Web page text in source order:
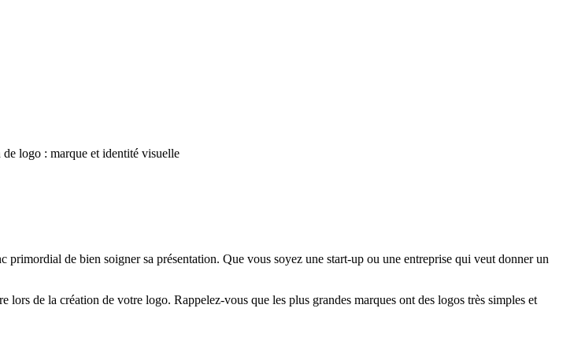
de logo : marque et identité visuelle
de bien soigner sa présentation. Que vous soyez une start-up ou une entreprise qui veut donner un
de la création de votre logo. Rappelez-vous que les plus grandes marques ont des logos très simples et